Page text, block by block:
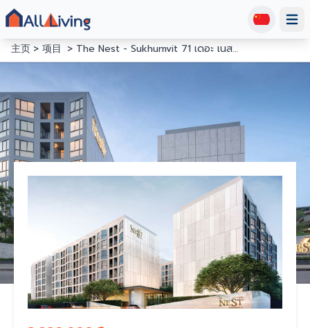
主页
项目 The Nest - Sukhumvit 71 เดอะ เนสท์ สุขุมวิท 71